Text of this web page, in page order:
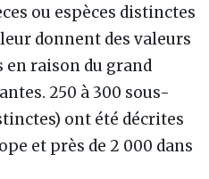
ou espèces distinctes
donnent des valeurs
raison du grand
250 à 300 sous-
ont été décrites
et près de 2 000 dans